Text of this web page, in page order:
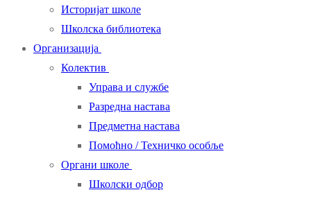
Историјат школе
Школска библиотека
Организација
Колектив
Управа и службе
Разредна настава
Предметна настава
Помоћно / Техничко особље
Органи школе
Школски одбор